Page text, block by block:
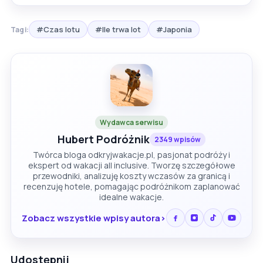
Tagi: #Czas lotu #Ile trwa lot #Japonia
Wydawca serwisu
Hubert Podróżnik 2349 wpisów
Twórca bloga odkryjwakacje.pl, pasjonat podróży i
ekspert od wakacji all inclusive. Tworzę szczegółowe
przewodniki, analizuję koszty wczasów za granicą i
recenzuję hotele, pomagając podróżnikom zaplanować
idealne wakacje.
Zobacz wszystkie wpisy autora
Udostępnij